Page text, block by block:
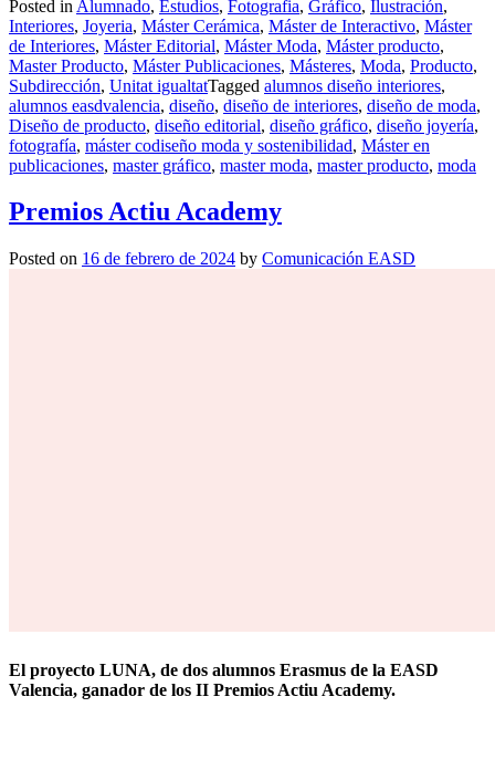
Posted in Alumnado, Estudios, Fotografia, Gráfico, Ilustración,
Interiores, Joyeria, Máster Cerámica, Máster de Interactivo, Máster
de Interiores, Máster Editorial, Máster Moda, Máster producto,
Master Producto, Máster Publicaciones, Másteres, Moda, Producto,
Subdirección, Unitat igualtatTagged alumnos diseño interiores,
alumnos easdvalencia, diseño, diseño de interiores, diseño de moda,
Diseño de producto, diseño editorial, diseño gráfico, diseño joyería,
fotografía, máster codiseño moda y sostenibilidad, Máster en
publicaciones, master gráfico, master moda, master producto, moda
Premios Actiu Academy
Posted on 16 de febrero de 2024 by Comunicación EASD
El proyecto LUNA, de dos alumnos Erasmus de la EASD
Valencia, ganador de los II Premios Actiu Academy.